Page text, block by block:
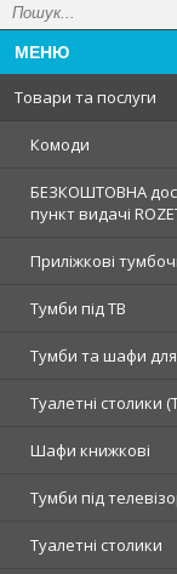
Товари та послуги
Комоди
БЕЗКОШТОВНА
пункт видачі
Приліжкові
Тумби під ТВ
Тумби та шафи для
Туалетні столики
Шафи книжкові
Тумби під
Туалетні столики